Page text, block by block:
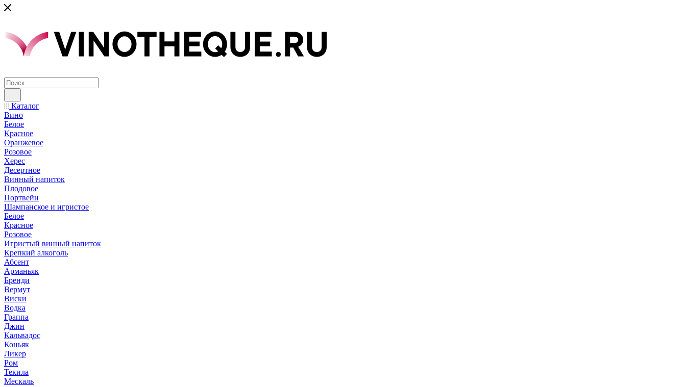
Каталог
Вино
Белое
Красное
Оранжевое
Розовое
Херес
Десертное
Винный напиток
Плодовое
Портвейн
Шампанское и игристое
Белое
Красное
Розовое
Игристый винный напиток
Крепкий алкоголь
Абсент
Арманьяк
Бренди
Вермут
Виски
Водка
Граппа
Джин
Кальвадос
Коньяк
Ликер
Ром
Текила
Мескаль